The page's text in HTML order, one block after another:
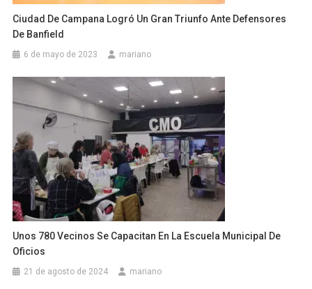
Ciudad De Campana Logró Un Gran Triunfo Ante Defensores
De Banfield
6 de mayo de 2023 mariano
Unos 780 Vecinos Se Capacitan En La Escuela Municipal De
Oficios
21 de agosto de 2024 mariano